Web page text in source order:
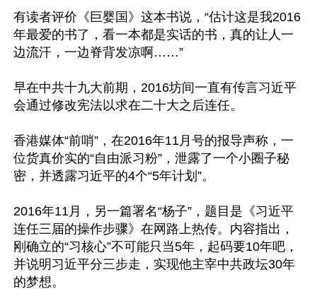
有读者评价《巨婴国》这本书说，“估计这是我2016
年最爱的书了，看一本都是实话的书，真的让人一
边流汗，一边脊背发凉啊……”
早在中共十九大前期，2016坊间一直有传言习近平
会通过修改宪法以求在二十大之后连任。
香港媒体“前哨”，在2016年11月号的报导声称，一
位货真价实的“自由派习粉”，泄露了一个小圈子秘
密，并透露习近平的4个“5年计划”。
2016年11月，另一篇署名“杨子”，题目是《习近平
连任三届的操作步骤》在网路上热传。内容指出，
刚确立的“习核心”不可能只当5年，起码要10年吧，
并说明习近平分三步走，实现他主宰中共政坛30年
的梦想。